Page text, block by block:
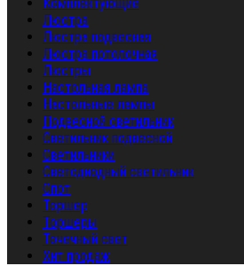
Комплектующие
Люстра
Люстра подвесная
Люстра потолочная
Люстры
Настольная лампа
Настольные лампы
Подвесной светильник
Светильник подвесной
Светильники
Светодиодный светильник
Спот
Торшер
Торшеры
Точечный свет
Хит продаж